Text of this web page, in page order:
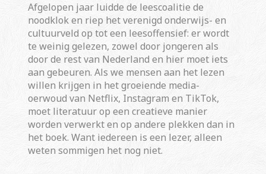
Afgelopen jaar luidde de leescoalitie de
noodklok en riep het verenigd onderwijs- en
cultuurveld op tot een leesoffensief: er wordt
te weinig gelezen, zowel door jongeren als
door de rest van Nederland en hier moet iets
aan gebeuren. Als we mensen aan het lezen
willen krijgen in het groeiende media-
oerwoud van Netflix, Instagram en TikTok,
moet literatuur op een creatieve manier
worden verwerkt en op andere plekken dan in
het boek. Want iedereen is een lezer, alleen
weten sommigen het nog niet.